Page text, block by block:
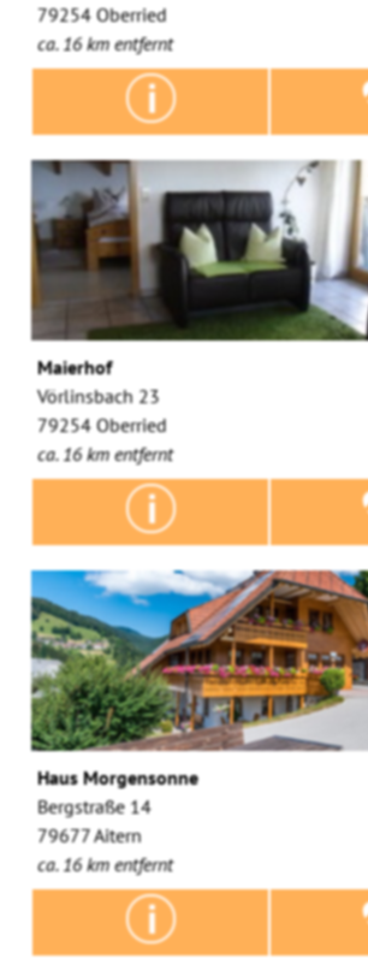
79254 Oberried
ca. 16 km entfernt
Maierhof
Vörlinsbach 23
79254 Oberried
ca. 16 km entfernt
Haus Morgensonne
Bergstraße 14
79677 Aitern
ca. 16 km entfernt